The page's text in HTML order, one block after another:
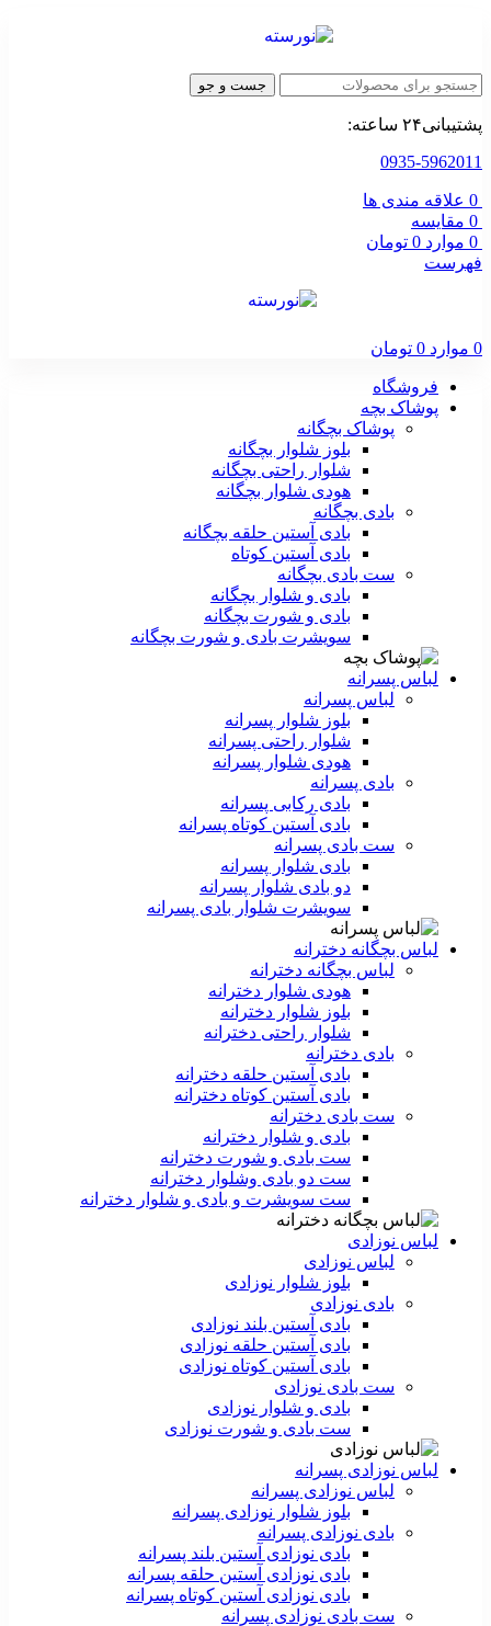
جست و جو
پشتیبانی۲۴ ساعته:
0935-5962011
0 علاقه مندی ها
0 مقایسه
0 موارد 0 تومان
فهرست
0 موارد 0 تومان
فروشگاه
پوشاک بچه
پوشاک بچگانه
بلوز شلوار بچگانه
شلوار راحتی بچگانه
هودی شلوار بچگانه
بادی بچگانه
بادی آستین حلقه بچگانه
بادی آستین کوتاه
ست‌ بادی بچگانه
بادی و شلوار بچگانه
بادی و شورت بچگانه
سویشرت بادی و شورت بچگانه
لباس پسرانه
لباس پسرانه
بلوز شلوار پسرانه
شلوار راحتی پسرانه
هودی شلوار پسرانه
بادی پسرانه
بادی رکابی پسرانه
بادی آستین کوتاه پسرانه
ست بادی پسرانه
بادی شلوار پسرانه
دو بادی شلوار پسرانه
سویشرت شلوار بادی پسرانه
لباس بچگانه دخترانه
لباس بچگانه دخترانه
هودی شلوار دخترانه
بلوز شلوار دخترانه
شلوار راحتی دخترانه
بادی دخترانه
بادی آستین حلقه دخترانه
بادی آستین کوتاه دخترانه
ست بادی دخترانه
بادی و شلوار دخترانه
ست بادی و شورت دخترانه
ست دو بادی وشلوار دخترانه
ست سویشرت و بادی و شلوار دخترانه
لباس نوزادی
لباس نوزادی
بلوز شلوار نوزادی
بادی نوزادی
بادی آستین بلند نوزادی
بادی آستین حلقه نوزادی
بادی آستین کوتاه نوزادی
ست بادی نوزادی
بادی و شلوار نوزادی
ست بادی و شورت نوزادی
لباس نوزادی پسرانه
لباس نوزادی پسرانه
بلوز شلوار نوزادی پسرانه
بادی نوزادی پسرانه
بادی نوزادی آستین بلند پسرانه
بادی نوزادی آستین حلقه پسرانه
بادی نوزادی آستین کوتاه پسرانه
ست بادی نوزادی پسرانه